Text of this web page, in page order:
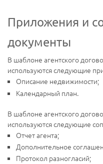
Приложения и
документы
В шаблоне агентского
используются следующие
Описание недвижимости;
Календарный план.
В шаблоне агентского
используются следующие
Отчет агента;
Дополнительное
Протокол разногласий;